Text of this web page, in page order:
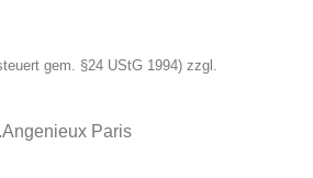
gem. §24 UStG 1994) zzgl.
Paris